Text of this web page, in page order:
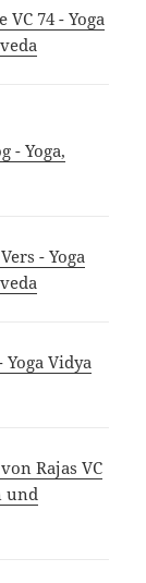
74 - Yoga
- Yoga,
- Yoga
Yoga Vidya
Rajas VC
und